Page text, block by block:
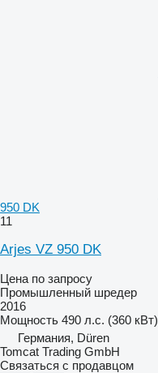
950 DK
11
Arjes VZ 950 DK
Цена по запросу
Промышленный шредер
2016
Мощность 490 л.с. (360 кВт)
Германия, Düren
Tomcat Trading GmbH
Связаться с продавцом